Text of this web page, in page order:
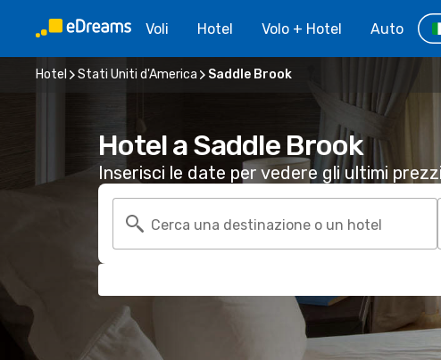
Voli Hotel Volo + Hotel Auto
Hotel Stati Uniti d'America Saddle Brook
Hotel a Saddle Brook
Inserisci le date per vedere gli ultimi
Cerca una destinazione o un hotel